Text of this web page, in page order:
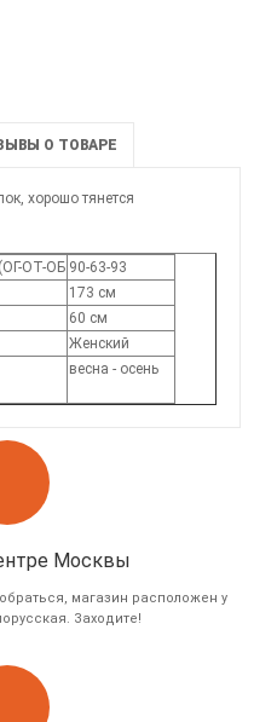
О ТОВАРЕ
хорошо тянется
ОТ-ОБ 90-63-93
173 см
60 см
Женский
весна - осень
Москвы
магазин расположен у
Заходите!